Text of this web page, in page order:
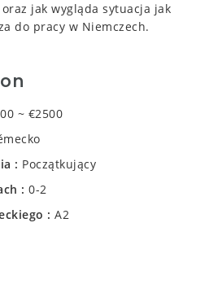
jak wygląda sytuacja jak
do pracy w Niemczech.
~ €2500
Początkujący
0-2
A2